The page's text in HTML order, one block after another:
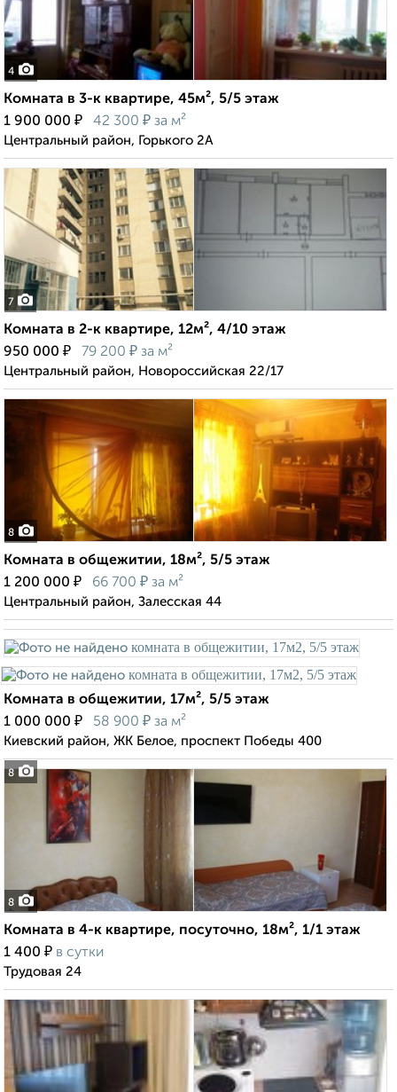
4
Комната в 3-к квартире, 45м², 5/5 этаж
1 900 000 ₽ 42 300 ₽ за м²
Центральный район, Горького 2А
7
Комната в 2-к квартире, 12м², 4/10 этаж
950 000 ₽ 79 200 ₽ за м²
Центральный район, Новороссийская 22/17
8
Комната в общежитии, 18м², 5/5 этаж
1 200 000 ₽ 66 700 ₽ за м²
Центральный район, Залесская 44
8
Комната в общежитии, 17м², 5/5 этаж
1 000 000 ₽ 58 900 ₽ за м²
Киевский район, ЖК Белое, проспект Победы 400
8
Комната в 4-к квартире, посуточно, 18м², 1/1 этаж
1 400 ₽ в сутки
Трудовая 24